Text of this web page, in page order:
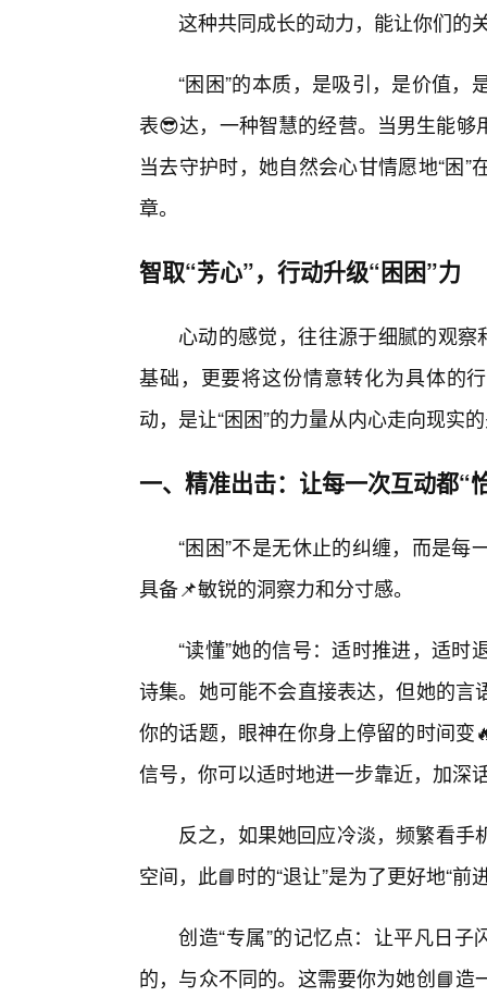
这种共同成长的动力，能让你们的
“困困”的本质，是吸引，是价值
表😎达，一种智慧的经营。当男生能
当去守护时，她自然会心甘情愿地“困
章。
智取“芳心”，行动升级“困困”力
心动的感觉，往往源于细腻的观察
基础，更要将这份情意转化为具体的
动，是让“困困”的力量从内心走向现实
一、精准出击：让每一次互动都“
“困困”不是无休止的纠缠，而是
具备📌敏锐的洞察力和分寸感。
“读懂”她的信号：适时推进，适
诗集。她可能不会直接表达，但她的
你的话题，眼神在你身上停留的时间
信号，你可以适时地进一步靠近，加深
反之，如果她回应冷淡，频繁看
空间，此📘时的“退让”是为了更好地“
创造“专属”的记忆点：让平凡日
的，与众不同的。这需要你为她创📘